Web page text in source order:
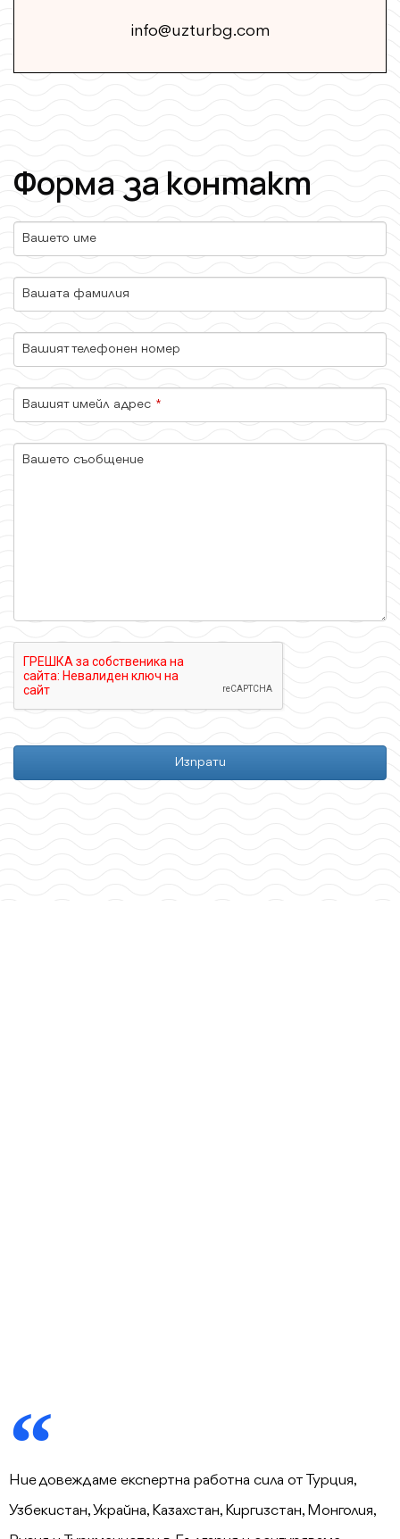
info@uzturbg.com
Форма за контакт
Вашето име
Вашата фамилия
Вашият телефонен номер
Вашият имейл адрес *
Вашето съобщение
Изпрати
Ние довеждаме експертна работна сила от Турция,
Узбекистан, Украйна, Казахстан, Киргизстан, Монголия,